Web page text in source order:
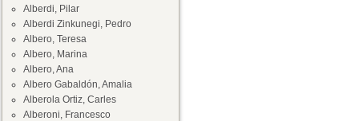
Alberdi, Pilar
Alberdi Zinkunegi, Pedro
Albero, Teresa
Albero, Marina
Albero, Ana
Albero Gabaldón, Amalia
Alberola Ortiz, Carles
Alberoni, Francesco